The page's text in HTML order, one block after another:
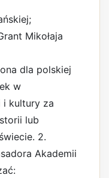
Mikołaja
dla polskiej
w
i kultury za
lub
2.
Akademii